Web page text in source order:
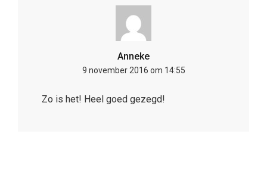
Anneke
9 november 2016 om 14:55
Zo is het! Heel goed gezegd!